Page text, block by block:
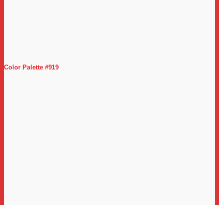
Color Palette #919